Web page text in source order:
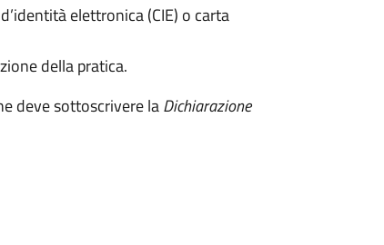
elettronica (CIE) o carta
della pratica.
deve sottoscrivere laDichiarazione